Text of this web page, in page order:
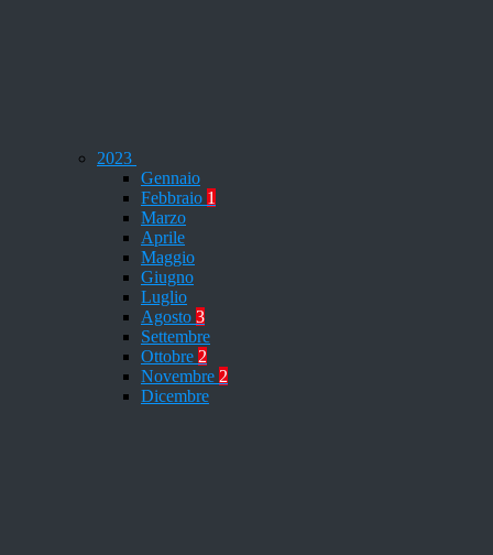
2023
Gennaio
Febbraio 1
Marzo
Aprile
Maggio
Giugno
Luglio
Agosto 3
Settembre
Ottobre 2
Novembre 2
Dicembre